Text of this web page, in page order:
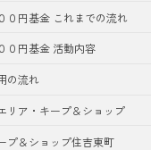
０円基金 これまでの流れ
０円基金 活動内容
の流れ
リア・キープ＆ショップ
プ＆ショップ住吉東町